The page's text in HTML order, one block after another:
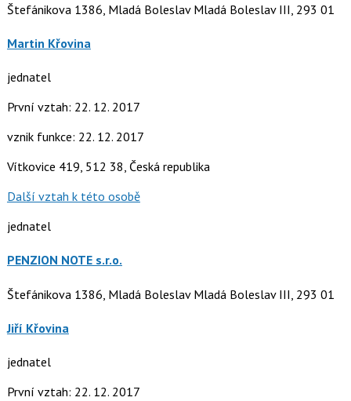
Štefánikova 1386, Mladá Boleslav Mladá Boleslav III, 293 01
Martin Křovina
jednatel
První vztah: 22. 12. 2017
vznik funkce: 22. 12. 2017
Vítkovice 419, 512 38, Česká republika
Další vztah k této osobě
jednatel
PENZION NOTE s.r.o.
Štefánikova 1386, Mladá Boleslav Mladá Boleslav III, 293 01
Jiří Křovina
jednatel
První vztah: 22. 12. 2017